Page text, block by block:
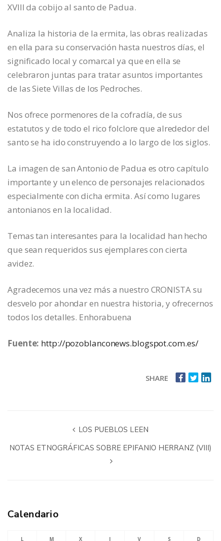
XVIII da cobijo al santo de Padua.
Analiza la historia de la ermita, las obras realizadas
en ella para su conservación hasta nuestros días, el
significado local y comarcal ya que en ella se
celebraron juntas para tratar asuntos importantes
de las Siete Villas de los Pedroches.
Nos ofrece pormenores de la cofradía, de sus
estatutos y de todo el rico folclore que alrededor del
santo se ha ido construyendo a lo largo de los siglos.
La imagen de san Antonio de Padua es otro capítulo
importante y un elenco de personajes relacionados
especialmente con dicha ermita. Así como lugares
antonianos en la localidad.
Temas tan interesantes para la localidad han hecho
que sean requeridos sus ejemplares con cierta
avidez.
Agradecemos una vez más a nuestro CRONISTA su
desvelo por ahondar en nuestra historia, y ofrecernos
todos los detalles. Enhorabuena
Fuente: http://pozoblanconews.blogspot.com.es/
SHARE
LOS PUEBLOS LEEN
NOTAS ETNOGRÁFICAS SOBRE EPIFANIO HERRANZ (VIII)
Calendario
L M X J V S D